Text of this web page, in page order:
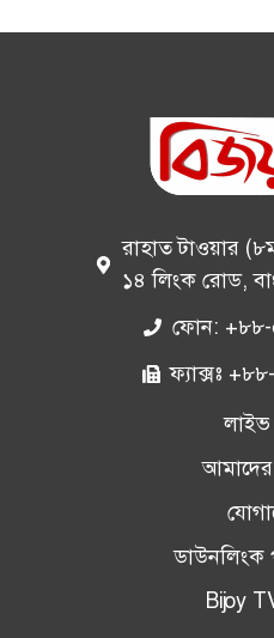
রাহাত টাওয়ার
১৪ লিংক রোড,
ফোন:
ফ্যাক্সঃ
লাইভ
আমাদের
ডাউনলিংক
Bijoy